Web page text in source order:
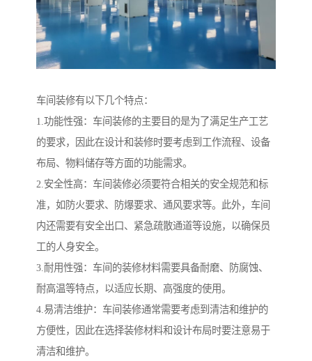
车间装修有以下几个特点：
1.功能性强：车间装修的主要目的是为了满足生产工艺
的要求，因此在设计和装修时要考虑到工作流程、设备
布局、物料储存等方面的功能需求。
2.安全性高：车间装修必须要符合相关的安全规范和标
准，如防火要求、防爆要求、通风要求等。此外，车间
内还需要有安全出口、紧急疏散通道等设施，以确保员
工的人身安全。
3.耐用性强：车间的装修材料需要具备耐磨、防腐蚀、
耐高温等特点，以适应长期、高强度的使用。
4.易清洁维护：车间装修通常需要考虑到清洁和维护的
方便性，因此在选择装修材料和设计布局时要注意易于
清洁和维护。